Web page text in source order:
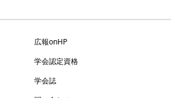
広報onHP
学会認定資格
学会誌